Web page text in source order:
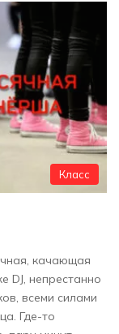
Класс
качающая
DJ, непрестанно
всеми силами
Где-то